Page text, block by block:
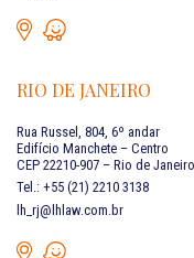
RIO DE JANEIRO
Rua Russel, 804, 6º andar
Edifício Manchete – Centro
CEP 22210-907 – Rio de Janeiro
Tel.: +55 (21) 2210 3138
lh_rj@lhlaw.com.br